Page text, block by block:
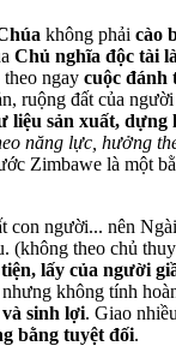
không phải cào
Chủ nghĩa độc tài
theo ngay cuộc đánh
ruộng đất của
liệu sản xuất, dựng
năng lực, hưởng
Zimbawe là một
con người... nên
(không theo chủ
lấy của người
không tính
sinh lợi. Giao
bằng tuyệt đối.